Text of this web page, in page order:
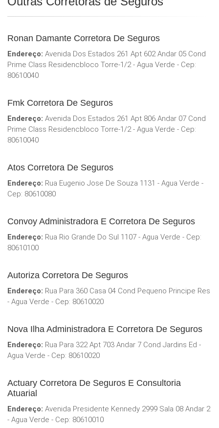
Ronan Damante Corretora De Seguros
Endereço: Avenida Dos Estados 261 Apt 602 Andar 05 Cond
Prime Class Residencbloco Torre-1/2 - Agua Verde - Cep:
80610040
Fmk Corretora De Seguros
Endereço: Avenida Dos Estados 261 Apt 806 Andar 07 Cond
Prime Class Residencbloco Torre-1/2 - Agua Verde - Cep:
80610040
Atos Corretora De Seguros
Endereço: Rua Eugenio Jose De Souza 1131 - Agua Verde -
Cep: 80610080
Convoy Administradora E Corretora De Seguros
Endereço: Rua Rio Grande Do Sul 1107 - Agua Verde - Cep:
80610100
Autoriza Corretora De Seguros
Endereço: Rua Para 360 Casa 04 Cond Pequeno Principe Res
- Agua Verde - Cep: 80610020
Nova Ilha Administradora E Corretora De Seguros
Endereço: Rua Para 322 Apt 703 Andar 7 Cond Jardins Ed -
Agua Verde - Cep: 80610020
Actuary Corretora De Seguros E Consultoria
Atuarial
Endereço: Avenida Presidente Kennedy 2999 Sala 08 Andar 2
- Agua Verde - Cep: 80610010